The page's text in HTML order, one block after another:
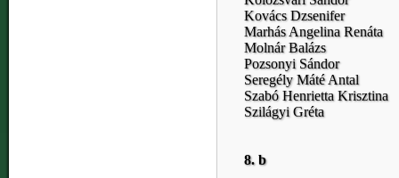
Kovács Dzsenifer
Marhás Angelina Renáta
Molnár Balázs
Pozsonyi Sándor
Seregély Máté Antal
Szabó Henrietta Krisztina
Szilágyi Gréta
8. b